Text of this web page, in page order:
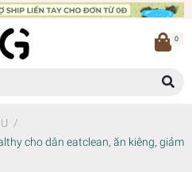
0
/
cho dân eatclean, ăn kiêng, giảm